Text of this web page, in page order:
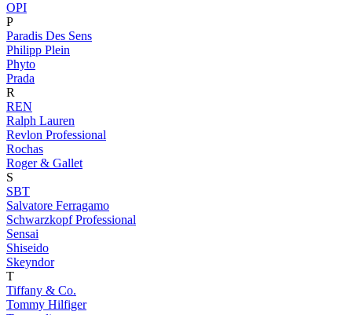
OPI
P
Paradis Des Sens
Philipp Plein
Phyto
Prada
R
REN
Ralph Lauren
Revlon Professional
Rochas
Roger & Gallet
S
SBT
Salvatore Ferragamo
Schwarzkopf Professional
Sensai
Shiseido
Skeyndor
T
Tiffany & Co.
Tommy Hilfiger